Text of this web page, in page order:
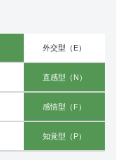
外交型（E）
直感型（N）
感情型（F）
知覚型（P）